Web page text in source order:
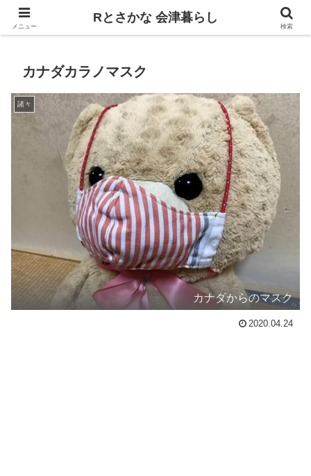
飲食、観光、イベント。食べて遊ぶ
カナダカラノマスク
諸々
カナダからのマスク
2020.04.24
メニュー
Rとさかな 会津暮らし
検索